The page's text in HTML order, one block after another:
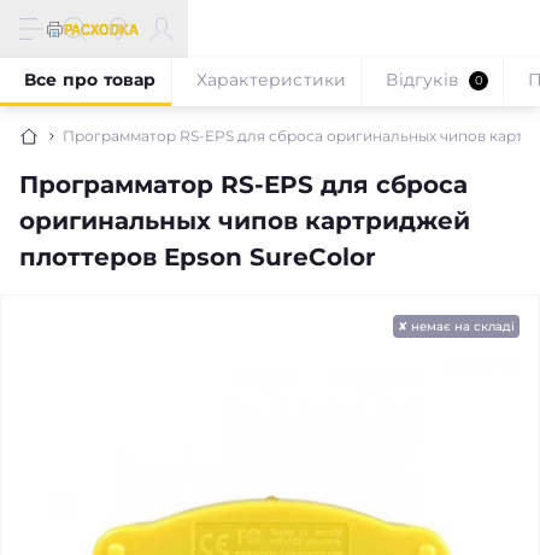
Программатор RS-EPS для сброса оригинальных чипов
Программатор RS-EPS для сброса
оригинальных чипов картриджей
плоттеров Epson SureColor
Все про товар Характеристики Відгуків 0
✘ немає на складі